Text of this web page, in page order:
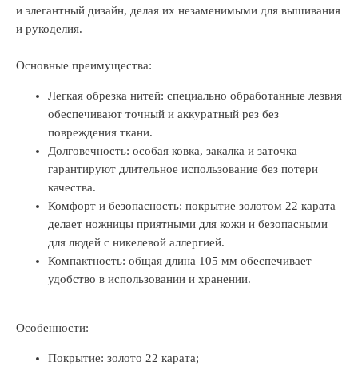
и элегантный дизайн, делая их незаменимыми для вышивания
и рукоделия.
Основные преимущества:
Легкая обрезка нитей: специально обработанные лезвия
обеспечивают точный и аккуратный рез без
повреждения ткани.
Долговечность: особая ковка, закалка и заточка
гарантируют длительное использование без потери
качества.
Комфорт и безопасность: покрытие золотом 22 карата
делает ножницы приятными для кожи и безопасными
для людей с никелевой аллергией.
Компактность: общая длина 105 мм обеспечивает
удобство в использовании и хранении.
Особенности:
Покрытие: золото 22 карата;